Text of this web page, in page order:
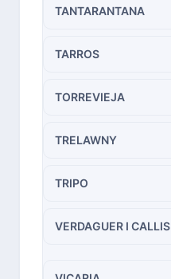
TANTARANTANA
TARROS
TORREVIEJA
TRELAWNY
TRIPO
VERDAGUER I CALLIS